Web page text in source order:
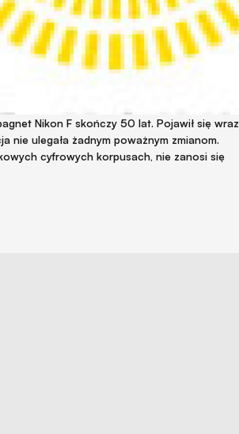
Nikon F skończy 50 lat. Pojawił się wraz
nie ulegała żadnym poważnym zmianom.
cyfrowych korpusach, nie zanosi się